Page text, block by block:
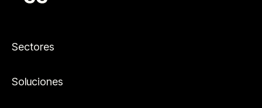
Sectores
Soluciones